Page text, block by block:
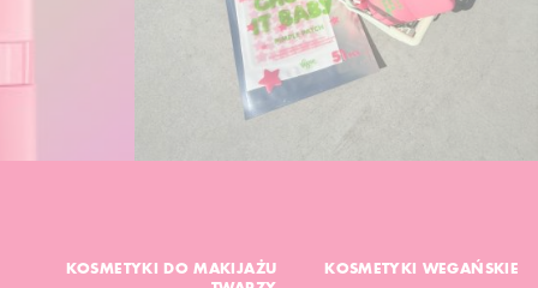
KOSMETYKI DO MAKIJAŻU
KOSMETYKI WEGAŃSKIE